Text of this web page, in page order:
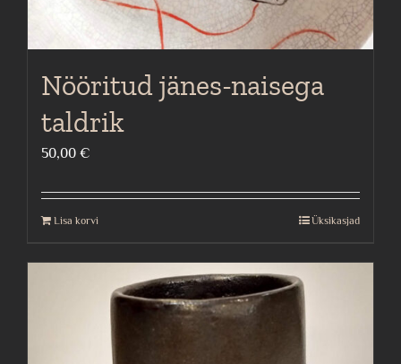
Nööritud jänes-naisega
taldrik
50,00 €
Lisa korvi Üksikasjad